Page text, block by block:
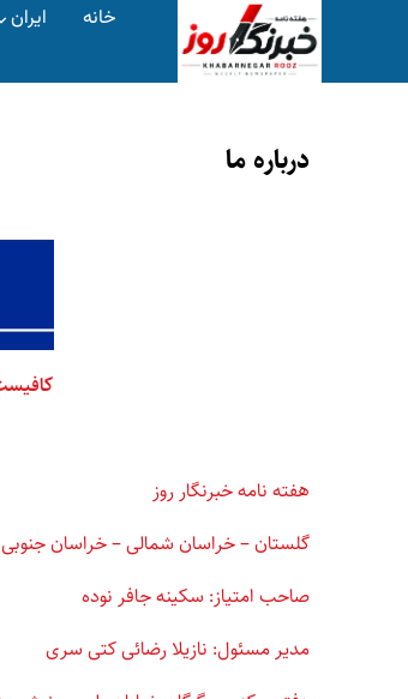
خانه ایران
درباره ما
هفته نامه خبرنگار روز
گلستان – خراسان شمالی – خراسان
صاحب امتیاز: سکینه جافر نوده
مدیر مسئول: نازیلا رضائی کتی سری